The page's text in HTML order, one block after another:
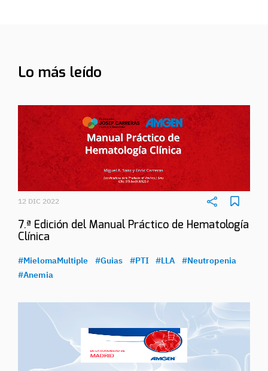
Lo más leído
12 DIC 2022
7.ª Edición del Manual Práctico de Hematología
Clínica
#MielomaMultiple #Guias #PTI #LLA
#Neutropenia
#Anemia